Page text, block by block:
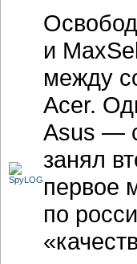
и
между
Acer.
Asus —
занял
первое
по